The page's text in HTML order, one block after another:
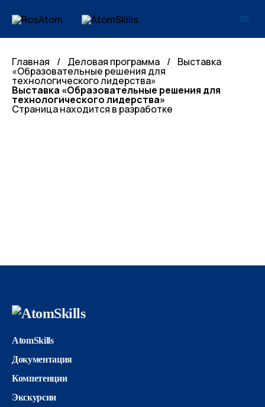
Главная / Деловая программа / Выставка
«Образовательные решения для
технологического лидерства»
Выставка «Образовательные решения для
технологического лидерства»
Страница находится в разработке
AtomSkills
Документация
Компетенции
Экскурсии